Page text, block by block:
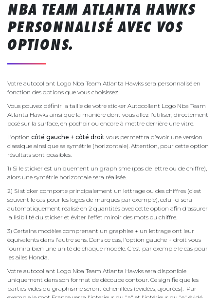
NBA TEAM ATLANTA HAWKS
PERSONNALISÉ AVEC VOS
OPTIONS.
Votre autocollant Logo Nba Team Atlanta Hawks sera personnalisé en
fonction des options que vous choisissez.
Vous pouvez définir la taille de votre sticker Autocollant Logo Nba Team
Atlanta Hawks ainsi que la manière dont vous allez l’utiliser; directement
posé sur la surface, en pochoir ou encore à mettre derrière une vitre.
L’option côté gauche + côté droit vous permettra d’avoir une version
classique ainsi que sa symétrie (horizontale). Attention, pour cette option
résultats sont possibles.
1) Si le sticker est uniquement un graphisme (pas de lettre ou de chiffre),
alors une symétrie horizontale sera réalisée.
2) Si sticker comporte principalement un lettrage ou des chiffres (c'est
souvent le cas pour les logos de marques par exemple), celui-ci sera
automatiquement réalisé en 2 quantités avec cette option afin d'assurer
la lisibilité du sticker et éviter l'effet miroir des mots ou chiffre.
3) Certains modèles comprenant un graphise + un lettrage ont leur
équivalents dans l'autre sens. Dans ce cas, l'option gauche + droit vous
fournira bien une unité de chaque modèle. C'est par exemple le cas pour
les ailes Honda.
Votre autocollant Logo Nba Team Atlanta Hawks sera disponible
uniquement dans son format de découpe contour. Ce signifie que les
parties vides du graphisme seront échenillées (évidées, ajourées). Par